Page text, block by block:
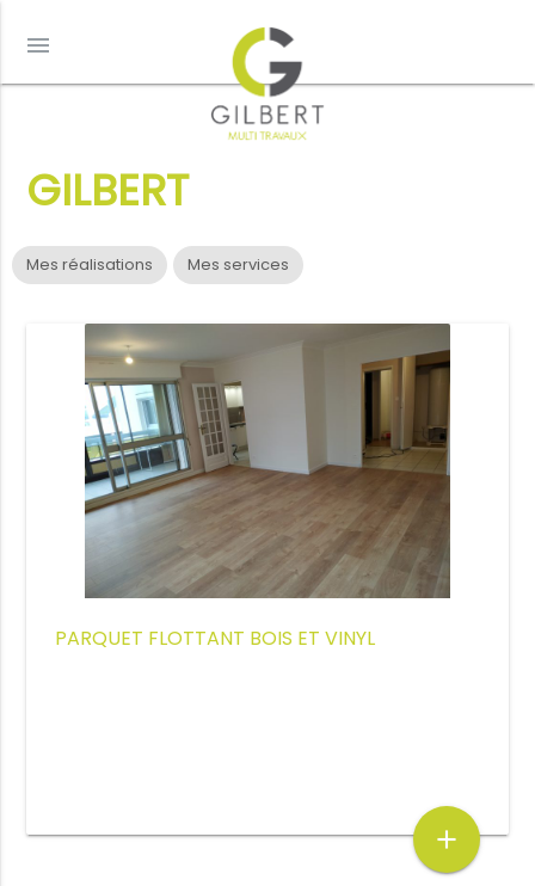
GILBERT
Mes réalisations Mes services
PARQUET FLOTTANT BOIS ET VINYL
add
menu